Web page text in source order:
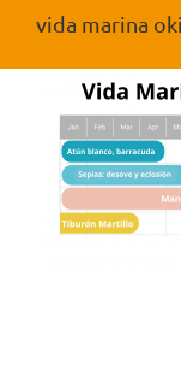
vida marina